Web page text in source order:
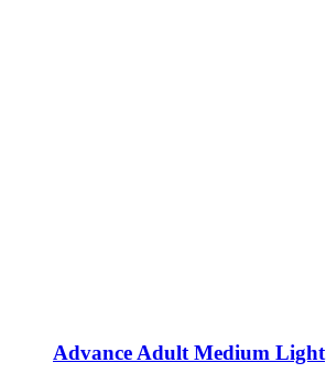
Advance Adult Medium Light